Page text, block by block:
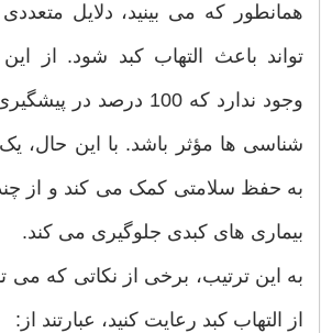
همانطور که می بینید، دلایل
تواند باعث التهاب کبد شود. از
وجود ندارد که 100 درصد
شناسی ها مؤثر باشد. با این حال،
به حفظ سلامتی کمک می کند و از
بیماری های کبدی جلوگیری می کند.
به این ترتیب، برخی از نکاتی که می
از التهاب کبد رعایت کنید، عبارتند از: